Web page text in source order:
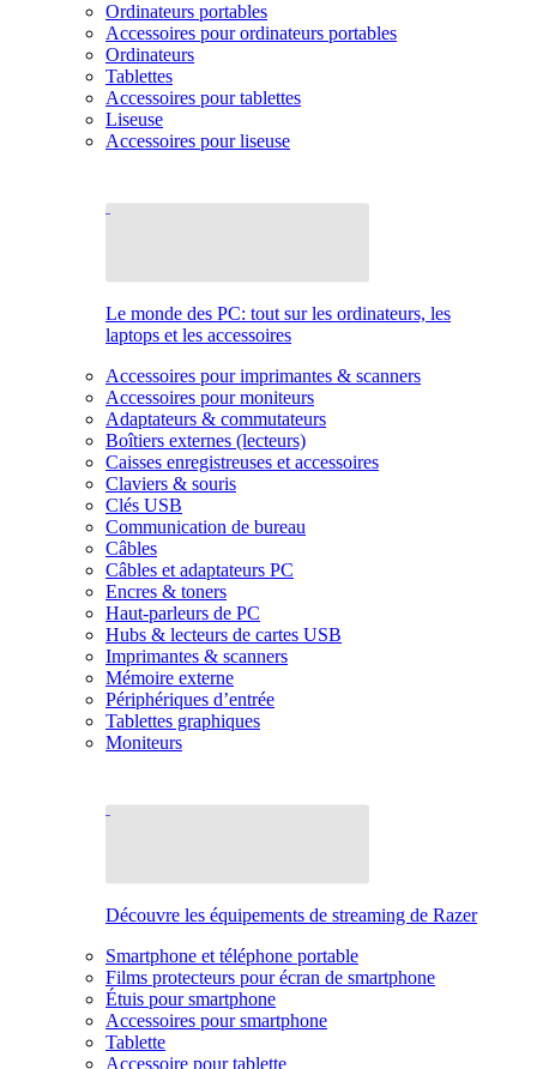
Ordinateurs portables
Accessoires pour ordinateurs portables
Ordinateurs
Tablettes
Accessoires pour tablettes
Liseuse
Accessoires pour liseuse
Le monde des PC: tout sur les ordinateurs, les
laptops et les accessoires
Accessoires pour imprimantes & scanners
Accessoires pour moniteurs
Adaptateurs & commutateurs
Boîtiers externes (lecteurs)
Caisses enregistreuses et accessoires
Claviers & souris
Clés USB
Communication de bureau
Câbles
Câbles et adaptateurs PC
Encres & toners
Haut-parleurs de PC
Hubs & lecteurs de cartes USB
Imprimantes & scanners
Mémoire externe
Périphériques d’entrée
Tablettes graphiques
Moniteurs
Découvre les équipements de streaming de Razer
Smartphone et téléphone portable
Films protecteurs pour écran de smartphone
Étuis pour smartphone
Accessoires pour smartphone
Tablette
Accessoire pour tablette